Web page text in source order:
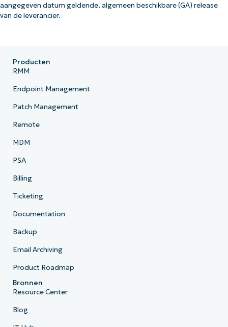
aangegeven datum geldende, algemeen beschikbare (GA) release
van de leverancier.
Producten
RMM
Endpoint Management
Patch Management
Remote
MDM
PSA
Billing
Ticketing
Documentation
Backup
Email Archiving
Product Roadmap
Bronnen
Resource Center
Blog